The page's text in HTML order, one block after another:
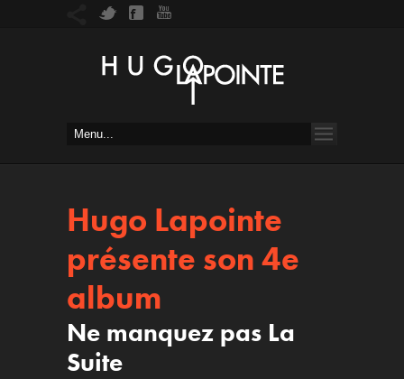
Hugo Lapointe
présente son 4e
album
Ne manquez pas La
Suite